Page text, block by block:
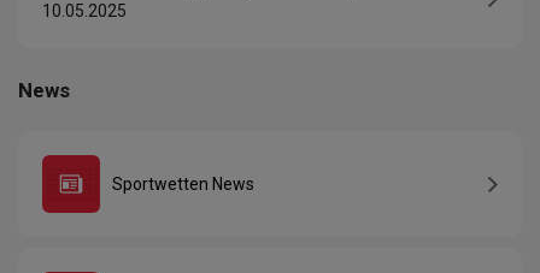
10.05.2025
News
Sportwetten News